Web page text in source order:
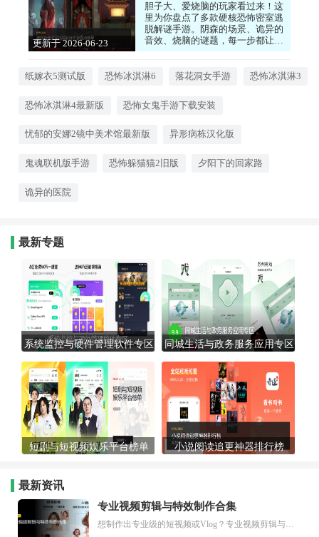
更新于 2026-06-23
胆子大、爱烧脑的玩家看过来！这
里为你盘点了多款硬核恐怖密室逃
脱解谜手游。阴森的场景、诡异的
音效、烧脑的谜题，每一步都让你
心跳加速。你需要仔细观察环境，
生天。游戏剧情环环相扣，沉浸感
快来挑战这些让人头皮发麻的密室
试看吧！
纸嫁衣5测试版 恐怖冰淇淋6 落花洞女手游 恐怖冰淇淋3
恐怖冰淇淋4最新版 恐怖女鬼手游下载安装
忧郁的安娜2镜中美术馆最新版 异形病栋汉化版
鬼魂联机版手游 恐怖躲猫猫2旧版 夕阳下的回家路
诡异的医院
最新专题
系统监控与硬件管理软件专区 同城生活与政务服务应用专区
短剧与短视频娱乐平台榜单 小说阅读追更神器排行榜
最新资讯
专业视频剪辑与特效制作合集
想制作出专业级的短视频或Vlog？专业视频剪辑与特效制作大全专题为你提供了从剪辑、抠像到特效包装的全套解决方案。无论是添加炫酷的片头、进行精准的视频抠图，还是制...